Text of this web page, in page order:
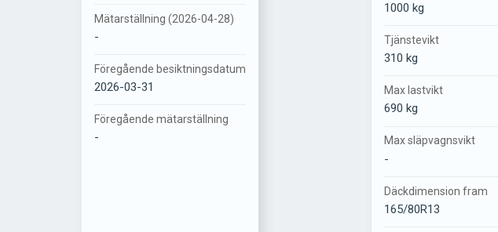
Mätarställning (2026-04-28)
-
Föregående besiktningsdatum
2026-03-31
Föregående mätarställning
-
1000 kg
Tjänstevikt
310 kg
Max lastvikt
690 kg
Max släpvagnsvikt
-
Däckdimension fram
165/80R13